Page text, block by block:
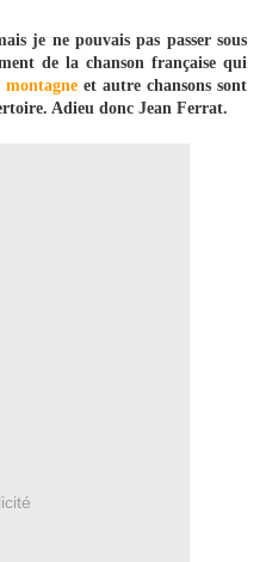
je ne pouvais pas passer sous
de la chanson française qui
montagne et autre chansons sont
Adieu donc Jean Ferrat.